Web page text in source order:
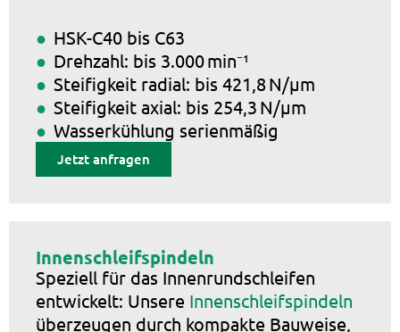
HSK-C40 bis C63
Drehzahl: bis 3.000 min⁻¹
Steifigkeit radial: bis 421,8 N/µm
Steifigkeit axial: bis 254,3 N/µm
Wasserkühlung serienmäßig
Jetzt anfragen
Innenschleifspindeln
Speziell für das Innenrundschleifen
entwickelt: Unsere Innenschleifspindeln
überzeugen durch kompakte Bauweise,